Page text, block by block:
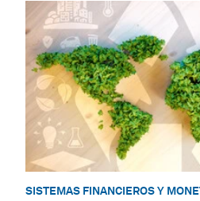
SISTEMAS FINANCIEROS Y